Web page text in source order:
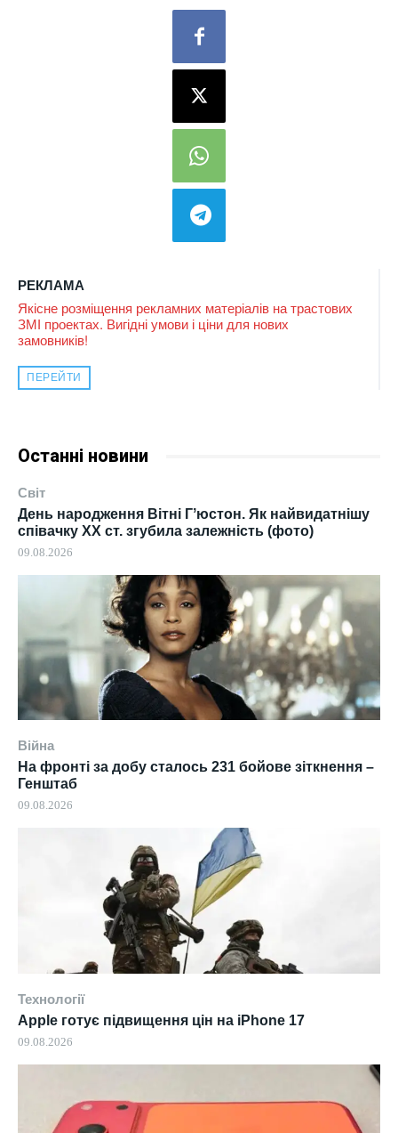
РЕКЛАМА
Якісне розміщення рекламних матеріалів на трастових
ЗМІ проектах. Вигідні умови і ціни для нових
замовників!
ПЕРЕЙТИ
Останні новини
Світ
День народження Вітні Гʼюстон. Як найвидатнішу
співачку ХХ ст. згубила залежність (фото)
09.08.2026
Війна
На фронті за добу сталось 231 бойове зіткнення –
Генштаб
09.08.2026
Технології
Apple готує підвищення цін на iPhone 17
09.08.2026